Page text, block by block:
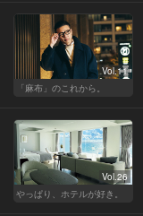
Vol.11
「麻布」のこれから。
Vol.26
やっぱり、ホテルが好き。